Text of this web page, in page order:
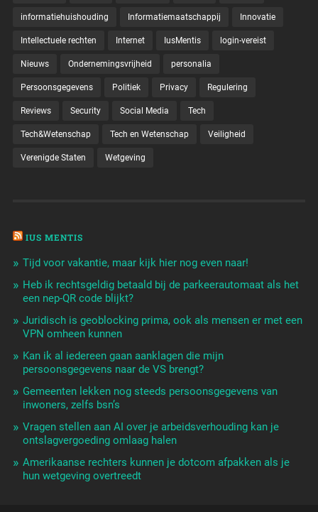
informatiehuishouding Informatiemaatschappij Innovatie
Intellectuele rechten Internet IusMentis login-vereist
Nieuws Ondernemingsvrijheid personalia
Persoonsgegevens Politiek Privacy Regulering
Reviews Security Social Media Tech
Tech&Wetenschap Tech en Wetenschap Veiligheid
Verenigde Staten Wetgeving
IUS MENTIS
Tijd voor vakantie, maar kijk hier nog even naar!
Heb ik rechtsgeldig betaald bij de parkeerautomaat als het
een nep-QR code blijkt?
Juridisch is geoblocking prima, ook als mensen er met een
VPN omheen kunnen
Kan ik al iedereen gaan aanklagen die mijn
persoonsgegevens naar de VS brengt?
Gemeenten lekken nog steeds persoonsgegevens van
inwoners, zelfs bsn’s
Vragen stellen aan AI over je arbeidsverhouding kan je
ontslagvergoeding omlaag halen
Amerikaanse rechters kunnen je dotcom afpakken als je
hun wetgeving overtreedt